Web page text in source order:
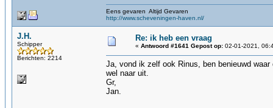
Eens gevaren Altijd Gevaren
http://www.scheveningen-haven.nl/
J.H.
Schipper
Berichten: 2214
Re: ik heb een vraag
« Antwoord #1641 Gepost op: 02-01-2021,
Ja, vond ik zelf ook Rinus, ben benieuwd
wel naar uit.
Gr,
Jan.